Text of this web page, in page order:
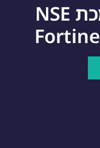
קורס הכנה להסמכת NSE